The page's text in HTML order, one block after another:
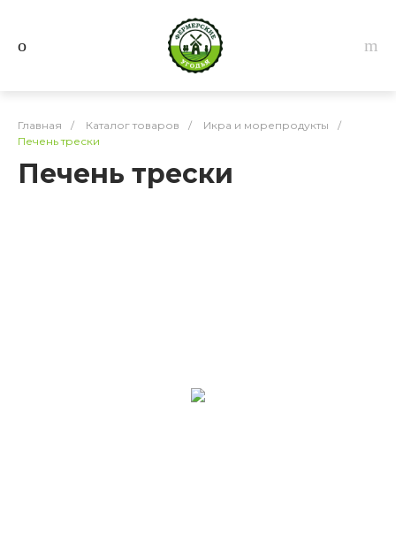
Главная / Каталог товаров / Икра и морепродукты
/
Печень трески
Печень трески